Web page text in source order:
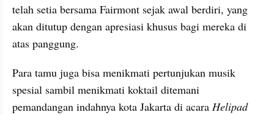
telah setia bersama Fairmont sejak awal berdiri, yang
akan ditutup dengan apresiasi khusus bagi mereka di
atas panggung.
Para tamu juga bisa menikmati pertunjukan musik
spesial sambil menikmati koktail ditemani
pemandangan indahnya kota Jakarta di acara Helipad